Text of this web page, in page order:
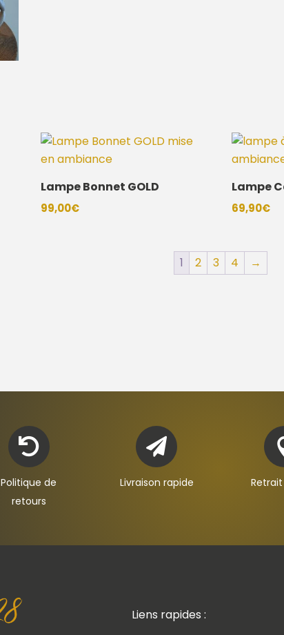
Lampe Bonnet GOLD
99,00€
Lampe
69,90€
1 2 3 4 →

Politique de
retours

Livraison rapide
Liens rapides :